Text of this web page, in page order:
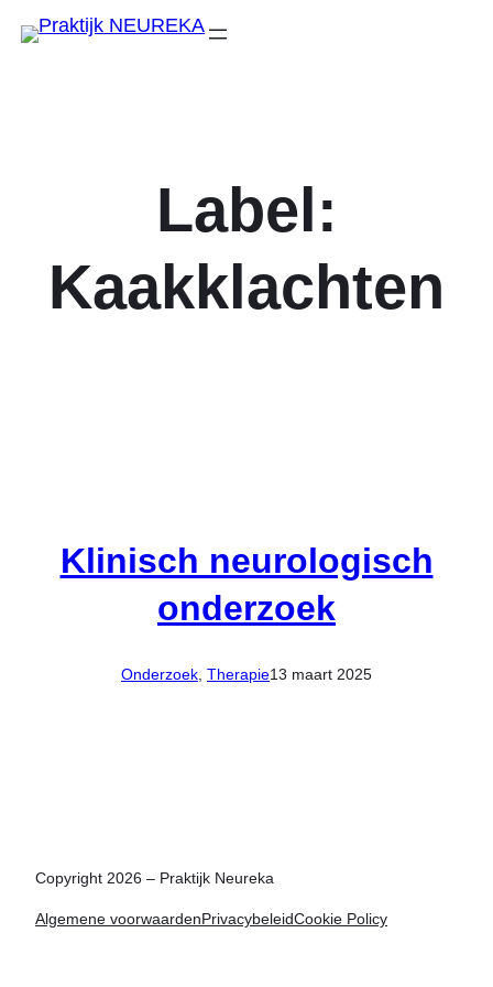
Label:
Kaakklachten
Klinisch neurologisch
onderzoek
Onderzoek Therapie13 maart 2025
Copyright 2026 – Praktijk Neureka
Algemene voorwaardenPrivacybeleidCookie Policy